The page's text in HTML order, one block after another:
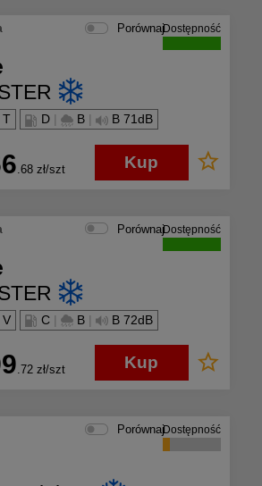
PorównajDostępność
T D | B | B 71dB
.68zł/szt Kup
PorównajDostępność
V C | B | B 72dB
.72zł/szt Kup
PorównajDostępność